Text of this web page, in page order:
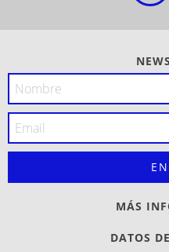
MÁS
DATOS